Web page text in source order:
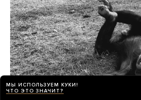
МЫ ИСПОЛЬЗУЕМ КУКИ!
ЧТО ЭТО ЗНАЧИТ?